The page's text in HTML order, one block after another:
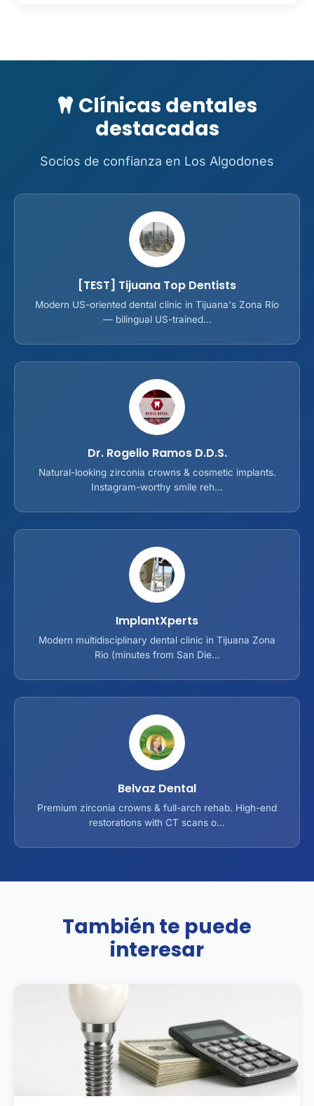
Clínicas dentales
destacadas
Socios de confianza en Los Algodones
[TEST] Tijuana Top Dentists
Modern US-oriented dental clinic in Tijuana's Zona Río
— bilingual US-trained...
Dr. Rogelio Ramos D.D.S.
Natural-looking zirconia crowns & cosmetic implants.
Instagram-worthy smile reh...
ImplantXperts
Modern multidisciplinary dental clinic in Tijuana Zona
Rio (minutes from San Die...
Belvaz Dental
Premium zirconia crowns & full-arch rehab. High-end
restorations with CT scans o...
También te puede
interesar